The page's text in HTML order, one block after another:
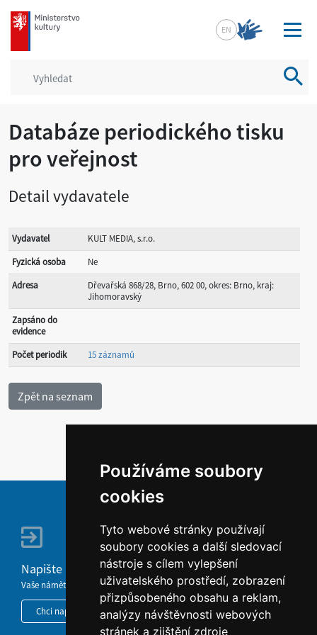
Používáme soubory
cookies
Tyto webové stránky používají
soubory cookies a další sledovací
nástroje s cílem vylepšení
uživatelského prostředí, zobrazení
přizpůsobeného obsahu a reklam,
analýzy návštěvnosti webových
stránek a zjištění zdroje
mkcr.cz
EN
Databáze periodického tisku
pro veřejnost
Detail vydavatele
Vydavatel
KULT MEDIA, s.r.o.
Fyzická osoba
Ne
Adresa
Dřevařská 868/28, Brno, 602 00, okres: Brno, kraj:
Jihomoravský
Zapsáno do
evidence
Počet periodik
15 záznamů
Napište nám
Vaše náměty, komentáře, připomínky a dotazy nezůstanou bez odezvy.
Chci napsat MKČR